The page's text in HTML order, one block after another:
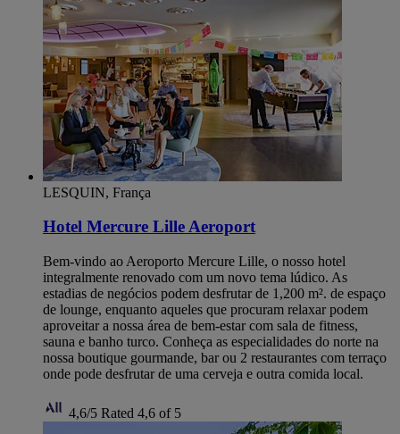
LESQUIN, França
Hotel Mercure Lille Aeroport
Bem-vindo ao Aeroporto Mercure Lille, o nosso hotel
integralmente renovado com um novo tema lúdico. As
estadias de negócios podem desfrutar de 1,200 m². de espaço
de lounge, enquanto aqueles que procuram relaxar podem
aproveitar a nossa área de bem-estar com sala de fitness,
sauna e banho turco. Conheça as especialidades do norte na
nossa boutique gourmande, bar ou 2 restaurantes com terraço
onde pode desfrutar de uma cerveja e outra comida local.
4,6/5 Rated 4,6 of 5